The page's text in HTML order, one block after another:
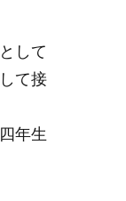
して
て接
年生